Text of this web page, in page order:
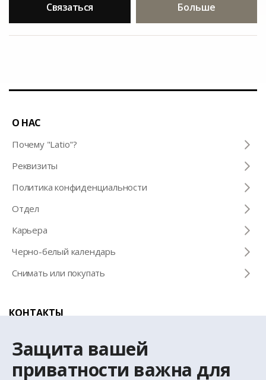
Защита вашей
приватности важна для
Связаться Больше
О НАС
Почему "Latio"?
Pеквизиты
Политика конфиденциальности
Отдел
Карьера
Черно-белый календарь
Снимать или покупать
КОНТАКТЫ
+371 67 032 300